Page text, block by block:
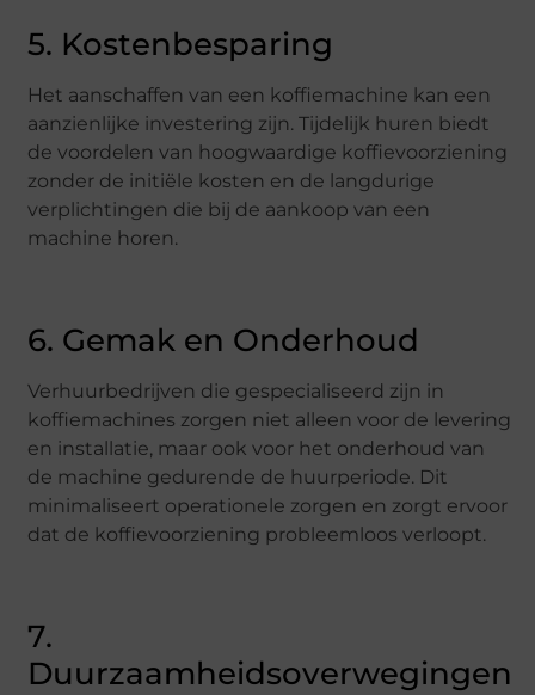
5. Kostenbesparing
Het aanschaffen van een koffiemachine kan een
aanzienlijke investering zijn. Tijdelijk huren biedt
de voordelen van hoogwaardige koffievoorziening
zonder de initiële kosten en de langdurige
verplichtingen die bij de aankoop van een
machine horen.
6. Gemak en Onderhoud
Verhuurbedrijven die gespecialiseerd zijn in
koffiemachines zorgen niet alleen voor de levering
en installatie, maar ook voor het onderhoud van
de machine gedurende de huurperiode. Dit
minimaliseert operationele zorgen en zorgt ervoor
dat de koffievoorziening probleemloos verloopt.
7.
Duurzaamheidsoverwegingen